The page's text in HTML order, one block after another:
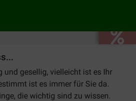
und gesellig, vielleicht ist es Ihr
ist es immer für Sie da.
die wichtig sind zu wissen.